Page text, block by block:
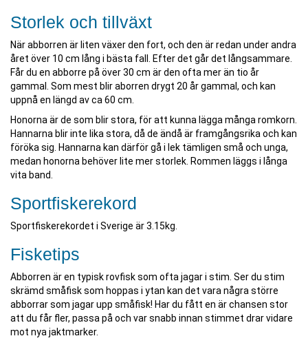
Storlek och tillväxt
När abborren är liten växer den fort, och den är redan under andra
året över 10 cm lång i bästa fall. Efter det går det långsammare.
Får du en abborre på över 30 cm är den ofta mer än tio år
gammal. Som mest blir aborren drygt 20 år gammal, och kan
uppnå en längd av ca 60 cm.
Honorna är de som blir stora, för att kunna lägga många romkorn.
Hannarna blir inte lika stora, då de ändå är framgångsrika och kan
föröka sig. Hannarna kan därför gå i lek tämligen små och unga,
medan honorna behöver lite mer storlek. Rommen läggs i långa
vita band.
Sportfiskerekord
Sportfiskerekordet i Sverige är 3.15kg.
Fisketips
Abborren är en typisk rovfisk som ofta jagar i stim. Ser du stim
skrämd småfisk som hoppas i ytan kan det vara några större
abborrar som jagar upp småfisk! Har du fått en är chansen stor
att du får fler, passa på och var snabb innan stimmet drar vidare
mot nya jaktmarker.